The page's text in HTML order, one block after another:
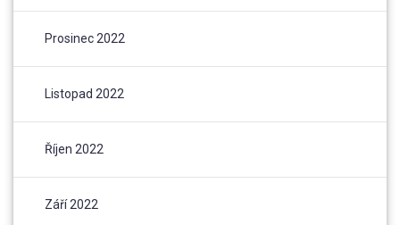
Prosinec 2022
Listopad 2022
Říjen 2022
Září 2022